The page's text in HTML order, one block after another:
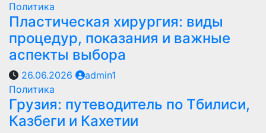
Политика
Пластическая хирургия: виды
процедур, показания и важные
аспекты выбора
26.06.2026
admin1
Политика
Грузия: путеводитель по Тбилиси,
Казбеги и Кахетии